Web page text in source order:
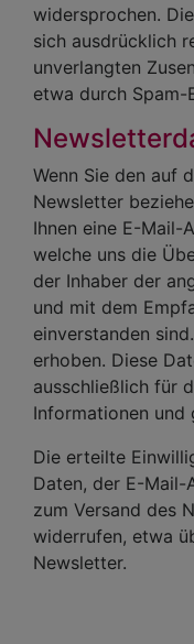
widersprochen.
sich ausdrücklich
unverlangten
etwa durch Spam-
Wenn Sie den auf
Newsletter
Ihnen eine E-Mail-
welche uns die
der Inhaber der
und mit dem
einverstanden
erhoben. Diese
ausschließlich für
Informationen und
Die erteilte
Daten, der E-Mail-
zum Versand des
widerrufen, etwa
Newsletter.